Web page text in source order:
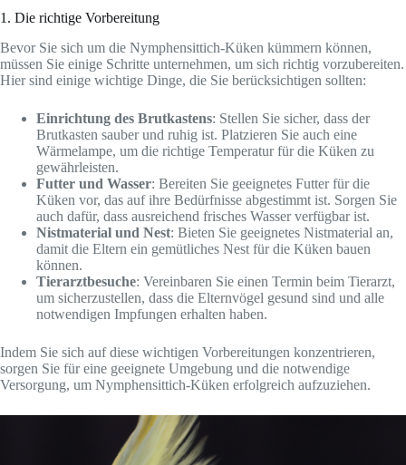
1. Die richtige Vorbereitung
Bevor Sie sich um die Nymphensittich-Küken kümmern können,
müssen Sie einige Schritte unternehmen, um sich richtig vorzubereiten.
Hier sind einige wichtige Dinge, die Sie berücksichtigen sollten:
Einrichtung des Brutkastens: Stellen Sie sicher, dass der
Brutkasten sauber und ruhig ist. Platzieren Sie auch eine
Wärmelampe, um die richtige Temperatur für die Küken zu
gewährleisten.
Futter und Wasser: Bereiten Sie geeignetes Futter für die
Küken vor, das auf ihre Bedürfnisse abgestimmt ist. Sorgen Sie
auch dafür, dass ausreichend frisches Wasser verfügbar ist.
Nistmaterial und Nest: Bieten Sie geeignetes Nistmaterial an,
damit die Eltern ein gemütliches Nest für die Küken bauen
können.
Tierarztbesuche: Vereinbaren Sie einen Termin beim Tierarzt,
um sicherzustellen, dass die Elternvögel gesund sind und alle
notwendigen Impfungen erhalten haben.
Indem Sie sich auf diese wichtigen Vorbereitungen konzentrieren,
sorgen Sie für eine geeignete Umgebung und die notwendige
Versorgung, um Nymphensittich-Küken erfolgreich aufzuziehen.